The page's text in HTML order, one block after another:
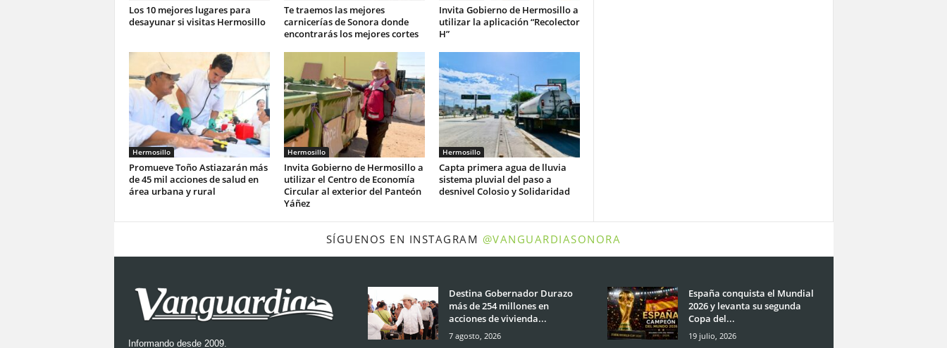
Los 10 mejores lugares para
desayunar si visitas Hermosillo
Te traemos las mejores
carnicerías de Sonora donde
encontrarás los mejores cortes
Invita Gobierno de Hermosillo a
utilizar la aplicación “Recolector
H”
Hermosillo
Promueve Toño Astiazarán más
de 45 mil acciones de salud en
área urbana y rural
Hermosillo
Invita Gobierno de Hermosillo a
utilizar el Centro de Economía
Circular al exterior del Panteón
Yáñez
Hermosillo
Capta primera agua de lluvia
sistema pluvial del paso a
desnivel Colosio y Solidaridad
SÍGUENOS EN INSTAGRAM @VANGUARDIASONORA
Informando desde 2009.
Destina Gobernador Durazo
más de 254 millones en
acciones de vivienda...
7 agosto, 2026
España conquista el Mundial
2026 y levanta su segunda
Copa del...
19 julio, 2026